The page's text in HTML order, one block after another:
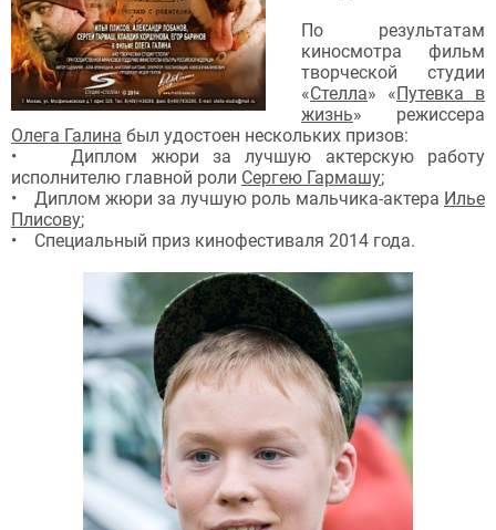
По результатам
киносмотра фильм
творческой студии
«Стелла» «Путевка в
жизнь» режиссера
Олега Галина был удостоен нескольких призов:
• Диплом жюри за лучшую актерскую работу
исполнителю главной роли Сергею Гармашу;
• Диплом жюри за лучшую роль мальчика-актера Илье
Плисову;
• Специальный приз кинофестиваля 2014 года.